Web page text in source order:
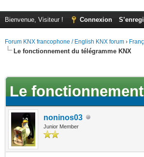
Bienvenue, Visiteur ! Connexion
Forum KNX francophone / English KNX forum ›
Le fonctionnement du télégramme KNX
Le
noninos03
Junior Member